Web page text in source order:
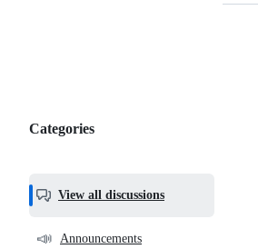
Categories,
helpful,
and
community
Categories
View all discussions
📣 Announcements